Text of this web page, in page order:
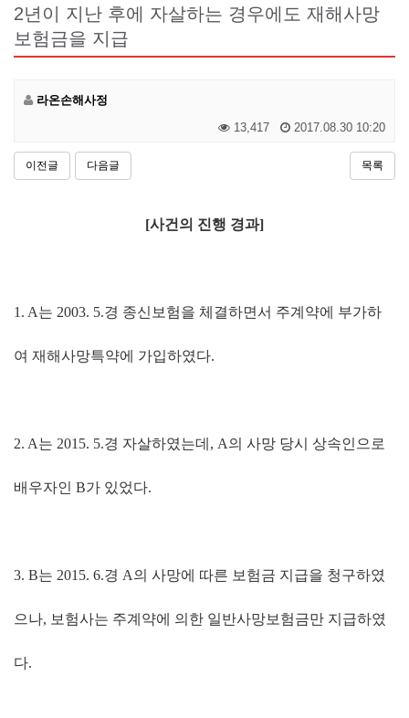
2년이 지난 후에 자살하는 경우에도 재해사망
보험금을 지급
라온손해사정
13,417
2017.08.30 10:20
이전글 다음글 목록
[사건의 진행 경과]
1. A는 2003. 5.경 종신보험을 체결하면서 주계약에 부가하
여 재해사망특약에 가입하였다.
2. A는 2015. 5.경 자살하였는데 , A의 사망 당시 상속인으로
배우자인 B가 있었다.
3. B는 2015. 6.경 A의 사망에 따른 보험금 지급을 청구하였
으나, 보험사는 주계약에 의한 일반사망보험금만 지급하였
다.